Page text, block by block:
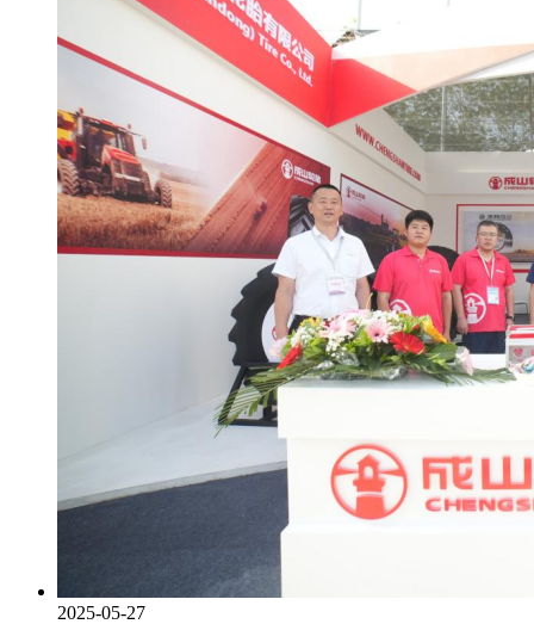
2025-05-27